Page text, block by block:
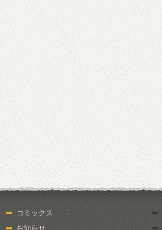
コミックス
お知らせ